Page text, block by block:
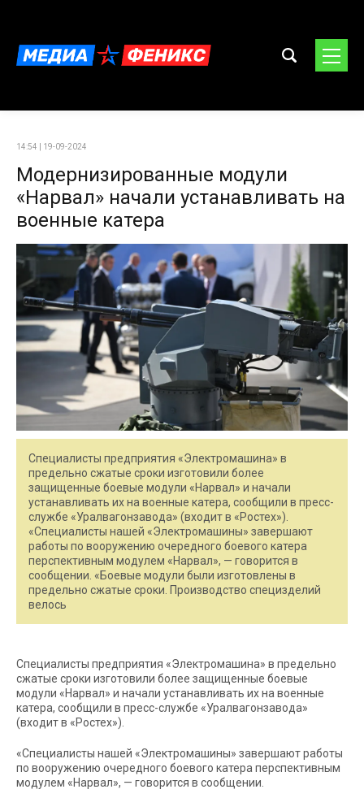
14:54 | 19-09-2024
Модернизированные модули
«Нарвал» начали устанавливать на
военные катера
Специалисты предприятия «Электромашина» в
предельно сжатые сроки изготовили более
защищенные боевые модули «Нарвал» и начали
устанавливать их на военные катера, сообщили в пресс-
службе «Уралвагонзавода» (входит в «Ростех»).
«Специалисты нашей «Электромашины» завершают
работы по вооружению очередного боевого катера
перспективным модулем «Нарвал», — говорится в
сообщении. «Боевые модули были изготовлены в
предельно сжатые сроки. Производство специзделий
велось
Специалисты предприятия «Электромашина» в предельно
сжатые сроки изготовили более защищенные боевые
модули «Нарвал» и начали устанавливать их на военные
катера, сообщили в пресс-службе «Уралвагонзавода»
(входит в «Ростех»).
«Специалисты нашей «Электромашины» завершают работы
по вооружению очередного боевого катера перспективным
модулем «Нарвал», — говорится в сообщении.